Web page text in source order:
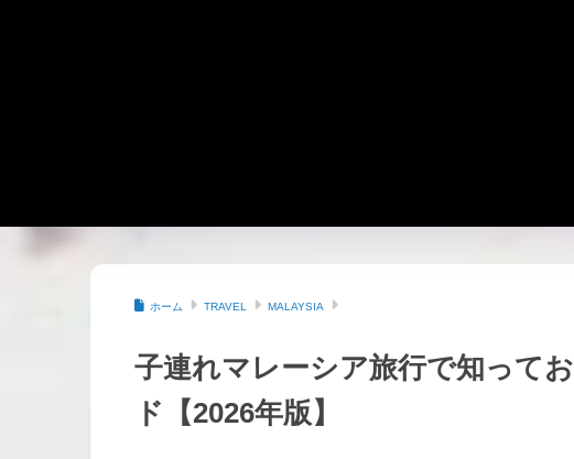
ホーム TRAVEL MALAYSIA
子連れマレーシア旅行で知って
ド【2026年版】